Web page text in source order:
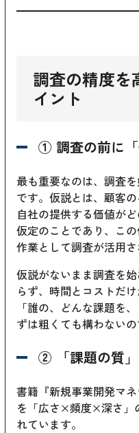
調査の精度を
イント
① 調査の前に
最も重要なのは、調査
です。仮説とは、顧客
自社の提供する価値が
仮定のことであり、こ
作業として調査が活用さ
仮説がないまま調査を
らず、時間とコストだ
「誰の、どんな課題を
ずは粗くても構わないの
② 「課題の質」
書籍『新規事業開発マ
を「広さ×頻度×深さ」
れています。